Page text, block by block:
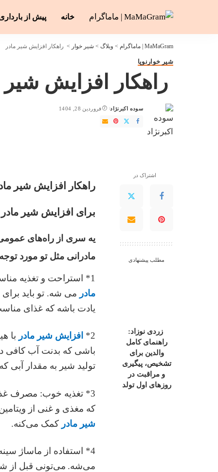
خانه پیش از
MaMaGram | ماماگرام > وبلاگ > شیر خوار > راهکار افزایش شیر مادر
شیر خوار نوپا
راهکار افزایش شیر
ارسال
شده
سوده اکبرنژاد فروردین 28, 1404
اشتراک در
مطلب پیشنهادی
زردی نوزاد:
راهنمای کامل
والدین برای
تشخیص، پیگیری
و مراقبت در
روزهای اول تولد
راهکار افزایش شیر
برای افزایش شیر مادر
یه سری از راه‌های
مادرانی مثل تو مورد
1* استراحت و تغذیه مناسب: استراحت کافی و تغذیه سالم باعث
مادر می شه. تو باید
یادت باشه که غذای
2* افزایش شیر مادر با
باشی که بدنت آب کافی
تولید شیر به مقدار
3* تغذیه خوب: مصرف
که مغذی و غنی از
شیر مادر کمک می‌کنه.
4* استفاده از ماساژ سینه: استفاده از ماساژ سینه، باعث
می‌شه. می‌تونی قبل از